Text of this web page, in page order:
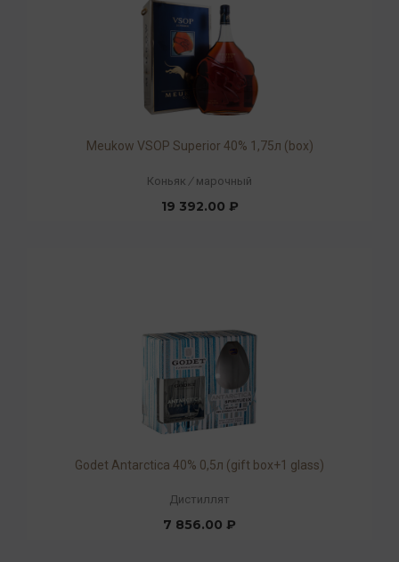
Meukow VSOP Superior 40% 1,75л (box)
Коньяк / марочный
19 392.00 ₽
Godet Antarcticа 40% 0,5л (gift box+1 glass)
Дистиллят
7 856.00 ₽